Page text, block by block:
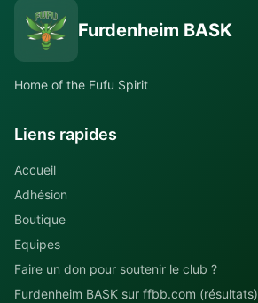
Furdenheim BASK
Home of the Fufu Spirit
Liens rapides
Accueil
Adhésion
Boutique
Equipes
Faire un don pour soutenir le club ?
Furdenheim BASK sur ffbb.com (résultats)